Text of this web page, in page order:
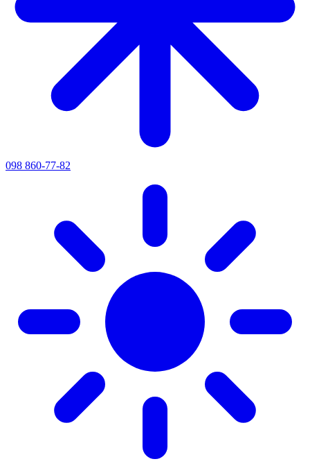
098 860-77-82